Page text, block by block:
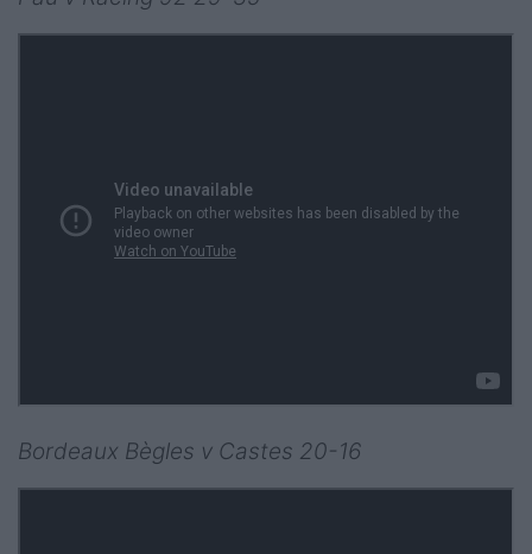
Bordeaux Bègles v Castes 20-16